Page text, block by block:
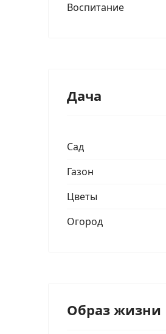
Воспитание
Дача
Сад
Газон
Цветы
Огород
Образ жизни